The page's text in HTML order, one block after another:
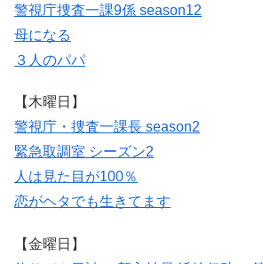
警視庁捜査一課9係 season12
母になる
３人のパパ
【木曜日】
警視庁・捜査一課長 season2
緊急取調室 シーズン2
人は見た目が100％
恋がヘタでも生きてます
【金曜日】